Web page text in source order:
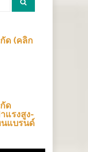
ด (คลิก
ด
แรงสูง-
แบรนด์